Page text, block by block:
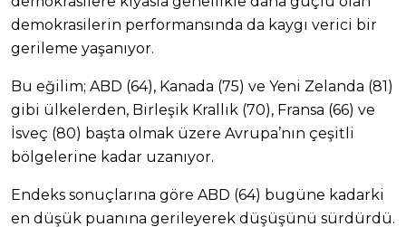
demokrasilerin performansında da kaygı verici bir
gerileme yaşanıyor.
Bu eğilim; ABD (64), Kanada (75) ve Yeni Zelanda (81)
gibi ülkelerden, Birleşik Krallık (70), Fransa (66) ve
İsveç (80) başta olmak üzere Avrupa’nın çeşitli
bölgelerine kadar uzanıyor.
Endeks sonuçlarına göre ABD (64) bugüne kadarki
en düşük puanına gerileyerek düşüşünü sürdürdü.